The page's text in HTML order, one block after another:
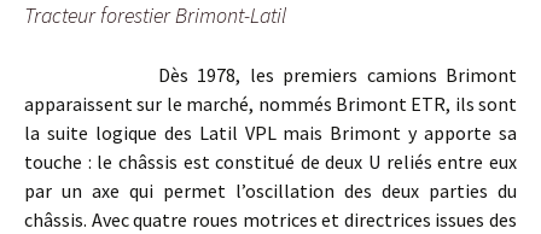
Tracteur forestier Brimont-Latil
Dès 1978, les premiers camions Brimont
apparaissent sur le marché, nommés Brimont ETR, ils sont
la suite logique des Latil VPL mais Brimont y apporte sa
touche : le châssis est constitué de deux U reliés entre eux
par un axe qui permet l’oscillation des deux parties du
châssis. Avec quatre roues motrices et directrices issues des